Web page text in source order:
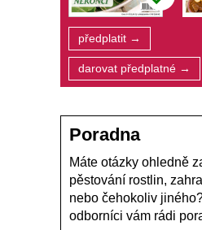
předplatit →
darovat předplatné →
Poradna
Máte otázky ohledně
pěstování rostlin,
nebo čehokoliv
odborníci vám rádi